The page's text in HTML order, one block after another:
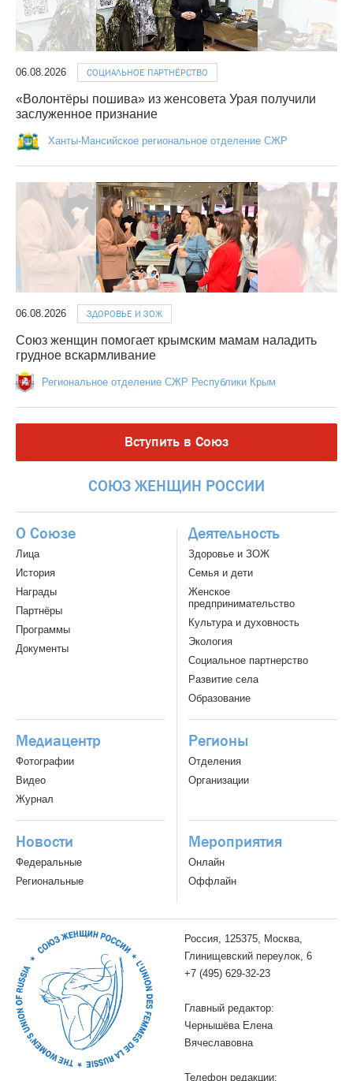
06.08.2026 СОЦИАЛЬНОЕ ПАРТНЁРСТВО
«Волонтёры пошива» из женсовета Урая получили
заслуженное признание
Ханты-Мансийское региональное отделение СЖР
06.08.2026 ЗДОРОВЬЕ И ЗОЖ
Союз женщин помогает крымским мамам наладить
грудное вскармливание
Региональное отделение СЖР Республики Крым
Вступить в Союз
СОЮЗ ЖЕНЩИН РОССИИ
О Союзе
Лица
История
Награды
Партнёры
Программы
Документы
Деятельность
Здоровье и ЗОЖ
Семья и дети
Женское
предпринимательство
Культура и духовность
Экология
Социальное партнерство
Развитие села
Образование
Медиацентр
Фотографии
Видео
Журнал
Регионы
Отделения
Организации
Новости
Федеральные
Региональные
Мероприятия
Онлайн
Оффлайн
Россия, 125375, Москва,
Глинищевский переулок, 6
+7 (495) 629-32-23
Главный редактор:
Чернышёва Елена
Вячеславовна
Телефон редакции: